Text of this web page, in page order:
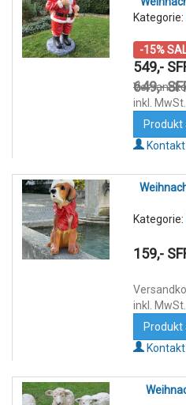
Kategorie:
-15%
549,-
649,-
inkl. MwSt.
Produkt
Kategorie:
159,-
inkl. MwSt.
Produkt